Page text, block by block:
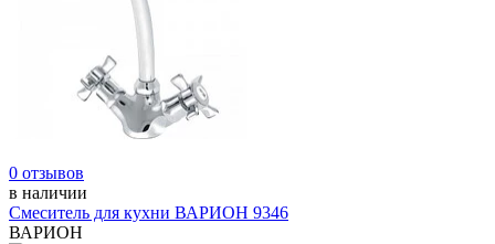
0 отзывов
в наличии
Смеситель для кухни ВАРИОН 9346
ВАРИОН